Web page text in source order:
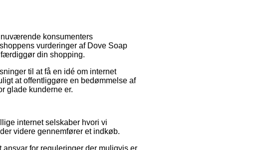
konsumenters
vurderinger af Dove Soap
færdiggør din shopping.
til at få en idé om internet
at offentliggøre en bedømmelse af
glade kunderne er.
internet selskaber hvori vi
videre gennemfører et indkøb.
for reguleringer der muligvis er